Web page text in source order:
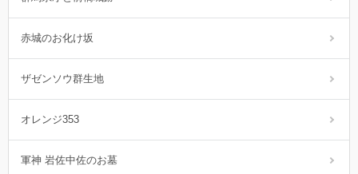
赤城のお化け坂
ザゼンソウ群生地
オレンジ353
軍神 岩佐中佐のお墓